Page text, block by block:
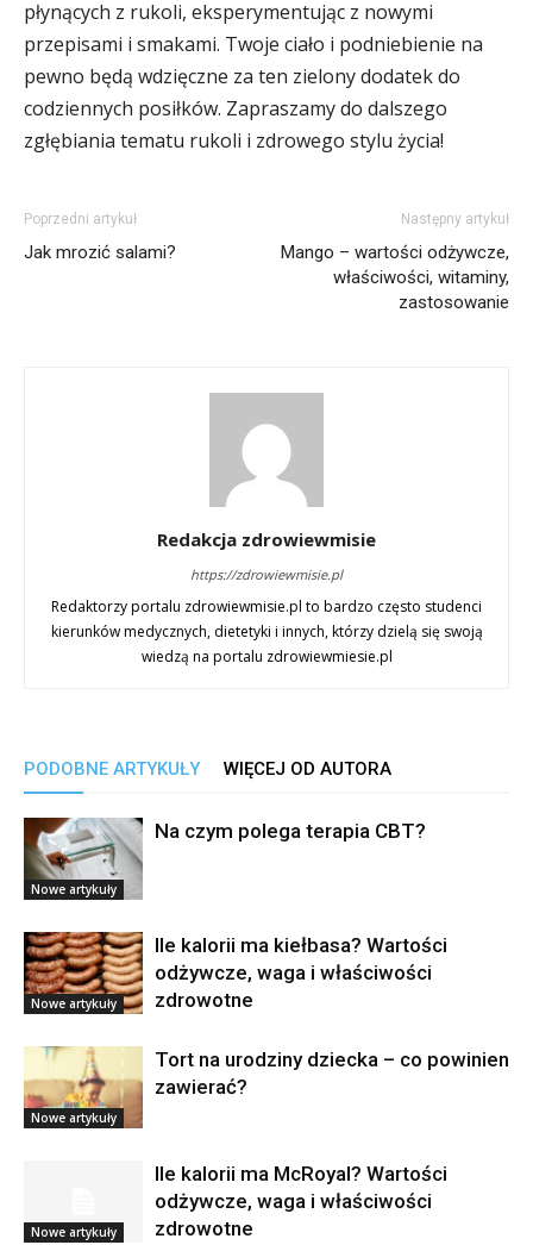
płynących z rukoli, eksperymentując z nowymi
przepisami i smakami. Twoje ciało i podniebienie na
pewno będą wdzięczne za ten zielony dodatek do
codziennych posiłków. Zapraszamy do dalszego
zgłębiania tematu rukoli i zdrowego stylu życia!
Poprzedni artykuł
Jak mrozić salami?
Następny artykuł
Mango – wartości odżywcze,
właściwości, witaminy,
zastosowanie
Redakcja zdrowiewmisie
https://zdrowiewmisie.pl
Redaktorzy portalu zdrowiewmisie.pl to bardzo często studenci
kierunków medycznych, dietetyki i innych, którzy dzielą się swoją
wiedzą na portalu zdrowiewmiesie.pl
PODOBNE ARTYKUŁY WIĘCEJ OD AUTORA
Nowe artykuły
Na czym polega terapia CBT?
Nowe artykuły
Ile kalorii ma kiełbasa? Wartości
odżywcze, waga i właściwości
zdrowotne
Nowe artykuły
Tort na urodziny dziecka – co powinien
zawierać?
Nowe artykuły
Ile kalorii ma McRoyal? Wartości
odżywcze, waga i właściwości
zdrowotne